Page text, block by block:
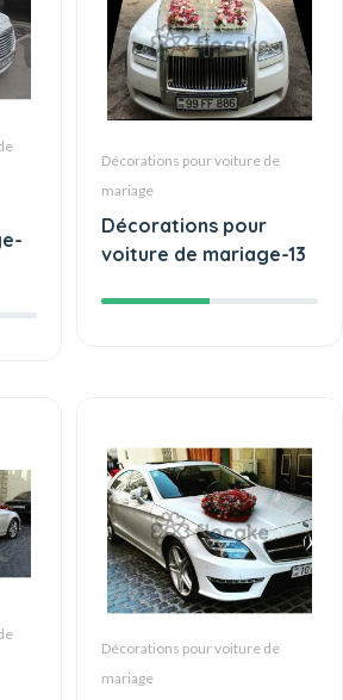
Décorations pour voiture de
mariage
Décorations pour
voiture de mariage-13
Décorations pour voiture de
mariage